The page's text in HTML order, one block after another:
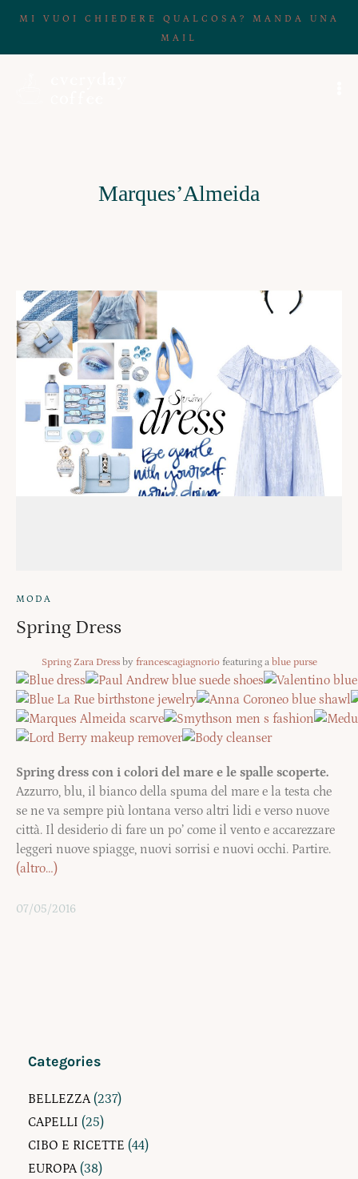
MI VUOI CHIEDERE QUALCOSA? MANDA UNA
MAIL
Marques’Almeida
MODA
Spring Dress
Spring Zara Dressby francescagiagnoriofeaturing a blue purse
Spring dress con i colori del mare e le spalle scoperte.
Azzurro, blu, il bianco della spuma del mare e la testa che
se ne va sempre più lontana verso altri lidi e verso nuove
città. Il desiderio di fare un po’ come il vento e accarezzare
leggeri nuove spiagge, nuovi sorrisi e nuovi occhi. Partire.
(altro…)
07/05/2016
Categories
BELLEZZA(237)
CAPELLI (25)
CIBO E RICETTE (44)
EUROPA(38)